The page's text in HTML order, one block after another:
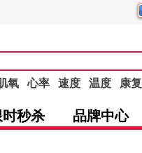
氧 心率 速度 温度 康复
时秒杀 品牌中心